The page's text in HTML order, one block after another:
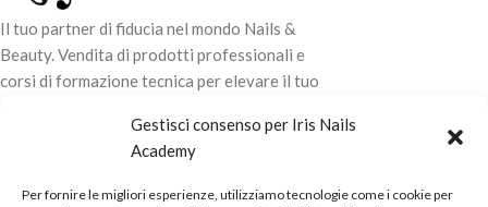
Gestisci consenso per Iris Nails
Academy
Per fornire le migliori esperienze, utilizziamo tecnologie come i cookie per
Il tuo partner di fiducia nel mondo Nails &
Beauty. Vendita di prodotti professionali e
corsi di formazione tecnica per elevare il tuo
LINK UTILI